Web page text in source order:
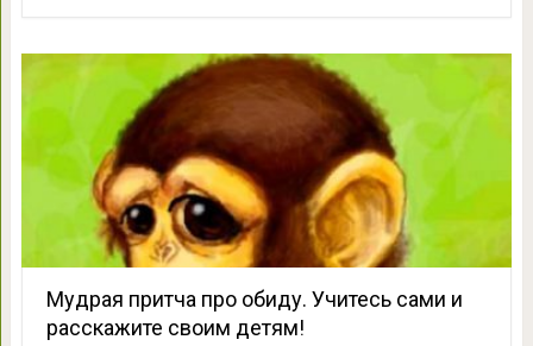
Мудрая притча про обиду. Учитесь сами и
расскажите своим детям!